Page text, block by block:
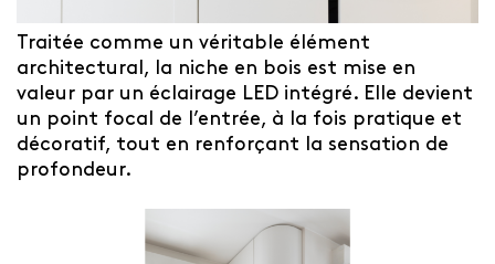
Traitée comme un véritable élément
architectural, la niche en bois est mise en
valeur par un éclairage LED intégré. Elle devient
un point focal de l’entrée, à la fois pratique et
décoratif, tout en renforçant la sensation de
profondeur.